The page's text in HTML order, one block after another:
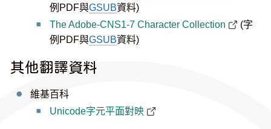
例PDF與GSUB資料)
The Adobe-CNS1-7 Character Collection
(字
例PDF與GSUB資料)
其他翻譯資料
維基百科
Unicode字元平面對映